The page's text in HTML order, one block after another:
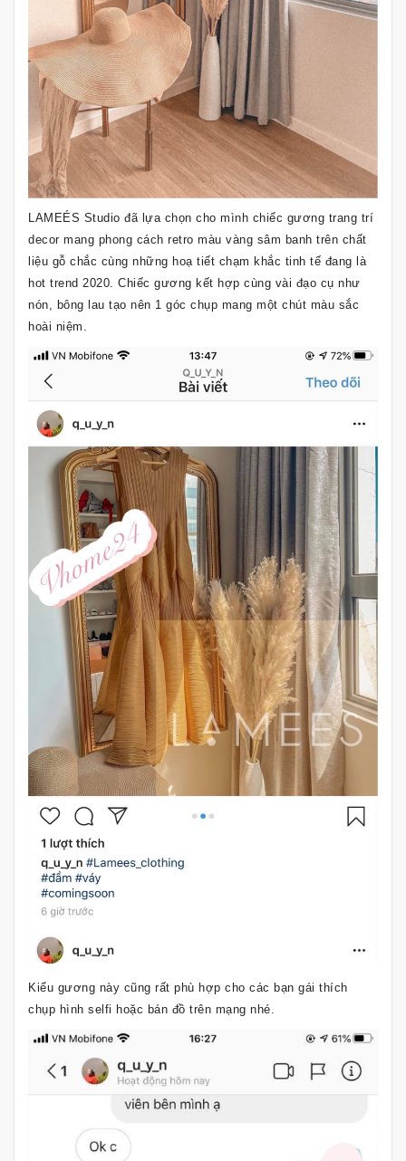
LAMEÉS Studio đã lựa chọn cho mình chiếc gương trang trí
decor mang phong cách retro màu vàng sâm banh trên chất
liệu gỗ chắc cùng những hoạ tiết chạm khắc tinh tế đang là
hot trend 2020. Chiếc gương kết hợp cùng vài đạo cụ như
nón, bông lau tạo nên 1 góc chụp mang một chút màu sắc
hoài niệm.
Kiểu gương này cũng rất phù hợp cho các bạn gái thích
chụp hình selfi hoặc bán đồ trên mạng nhé.